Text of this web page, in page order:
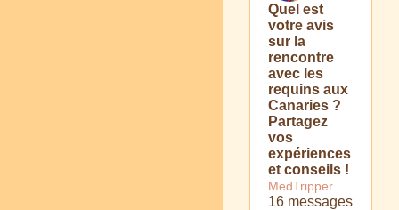
Quel est
votre avis
sur la
rencontre
avec les
requins aux
Canaries ?
Partagez
vos
expériences
et conseils !
MedTripper
16 messages